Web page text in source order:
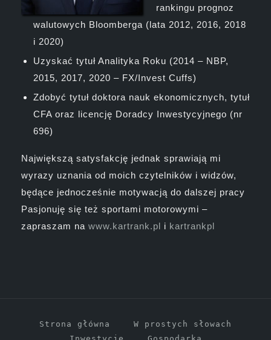
rankingu prognoz
walutowych Bloomberga (lata 2012, 2016, 2018
i 2020)
Uzyskać tytuł Analityka Roku (2014 – NBP,
2015, 2017, 2020 – FX/Invest Cuffs)
Zdobyć tytuł doktora nauk ekonomicznych, tytuł
CFA oraz licencję Doradcy Inwestycyjnego (nr
696)
Największą satysfakcję jednak sprawiają mi
wyrazy uznania od moich czytelników i widzów,
będące jednocześnie motywacją do dalszej pracy
Pasjonuję się też sportami motorowymi –
zapraszam na www.kartrank.pl i kartrankpl
Strona główna
W prostych słowach